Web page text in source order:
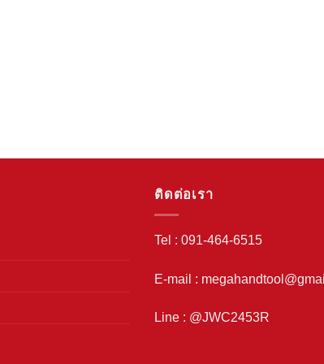
ติดต่อเรา
Tel : 091-464-6515
E-mail :
Line : @JWC2453R